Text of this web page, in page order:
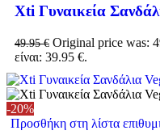
Xti Γυναικεία
49.95€ Original price was:
είναι: 39.95 €.
-20%
Προσθήκη στη λίστα